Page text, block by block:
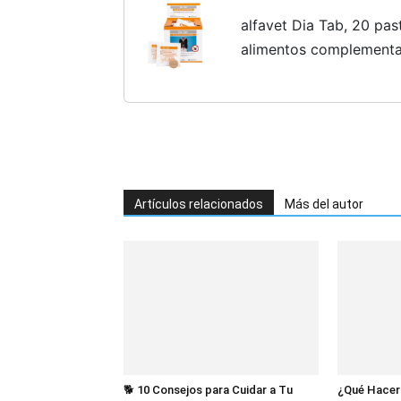
alfavet Dia Tab, 20
alimentos
Artículos relacionados Más del autor
🐕 10 Consejos para Cuidar a Tu ¿Qué